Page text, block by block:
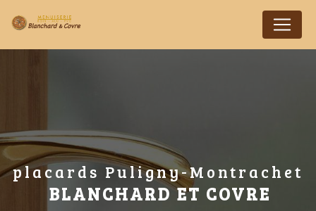
placards Puligny-Montrachet
BLANCHARD ET COVRE